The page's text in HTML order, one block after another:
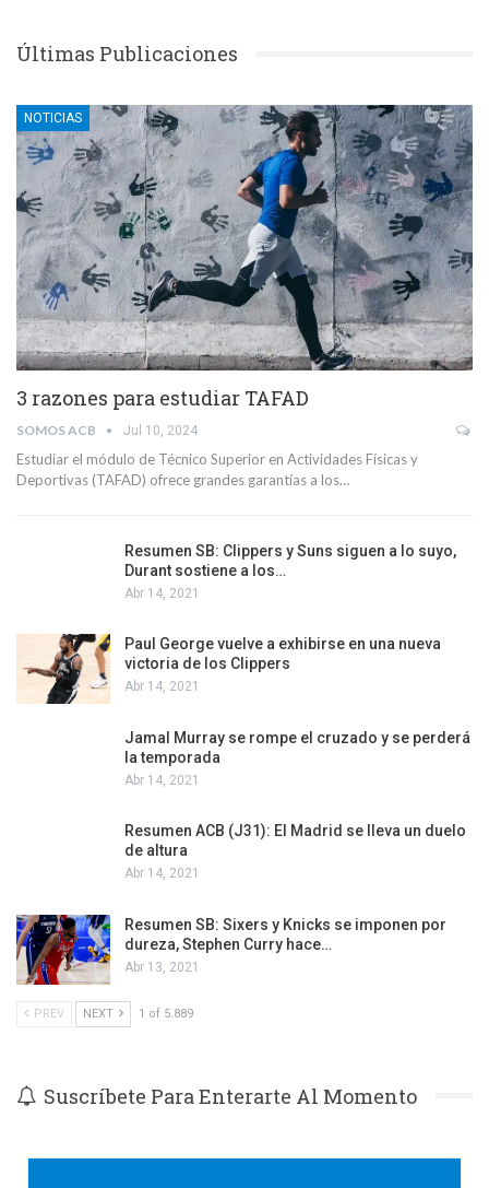
Últimas Publicaciones
NOTICIAS
3 razones para estudiar TAFAD
SOMOS ACB Jul 10, 2024
Estudiar el módulo de Técnico Superior en Actividades Físicas y
Deportivas (TAFAD) ofrece grandes garantías a los…
Resumen SB: Clippers y Suns siguen a lo suyo,
Durant sostiene a los…
Abr 14, 2021
Paul George vuelve a exhibirse en una nueva
victoria de los Clippers
Abr 14, 2021
Jamal Murray se rompe el cruzado y se perderá
la temporada
Abr 14, 2021
Resumen ACB (J31): El Madrid se lleva un duelo
de altura
Abr 14, 2021
Resumen SB: Sixers y Knicks se imponen por
dureza, Stephen Curry hace…
Abr 13, 2021
PREV NEXT 1 of 5.889
Suscríbete Para Enterarte Al Momento